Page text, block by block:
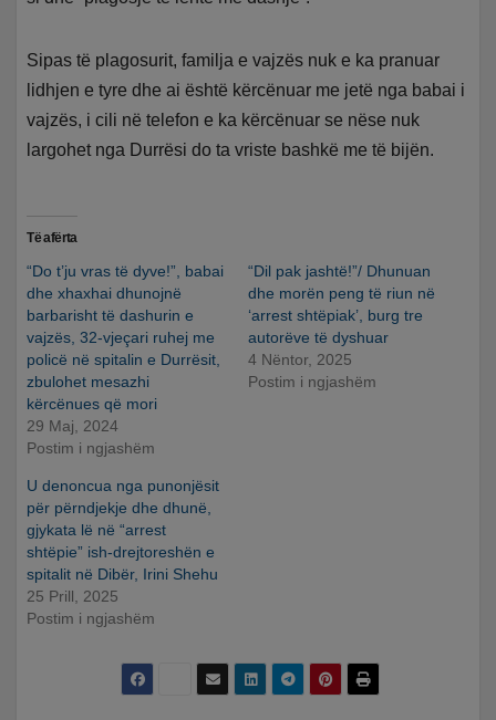
Sipas të plagosurit, familja e vajzës nuk e ka pranuar
lidhjen e tyre dhe ai është kërcënuar me jetë nga babai i
vajzës, i cili në telefon e ka kërcënuar se nëse nuk
largohet nga Durrësi do ta vriste bashkë me të bijën.
Të afërta
“Do t’ju vras të dyve!”, babai
dhe xhaxhai dhunojnë
barbarisht të dashurin e
vajzës, 32-vjeçari ruhej me
policë në spitalin e Durrësit,
zbulohet mesazhi
kërcënues që mori
29 Maj, 2024
Postim i ngjashëm
“Dil pak jashtë!”/ Dhunuan
dhe morën peng të riun në
‘arrest shtëpiak’, burg tre
autorëve të dyshuar
4 Nëntor, 2025
Postim i ngjashëm
U denoncua nga punonjësit
për përndjekje dhe dhunë,
gjykata lë në “arrest
shtëpie” ish-drejtoreshën e
spitalit në Dibër, Irini Shehu
25 Prill, 2025
Postim i ngjashëm